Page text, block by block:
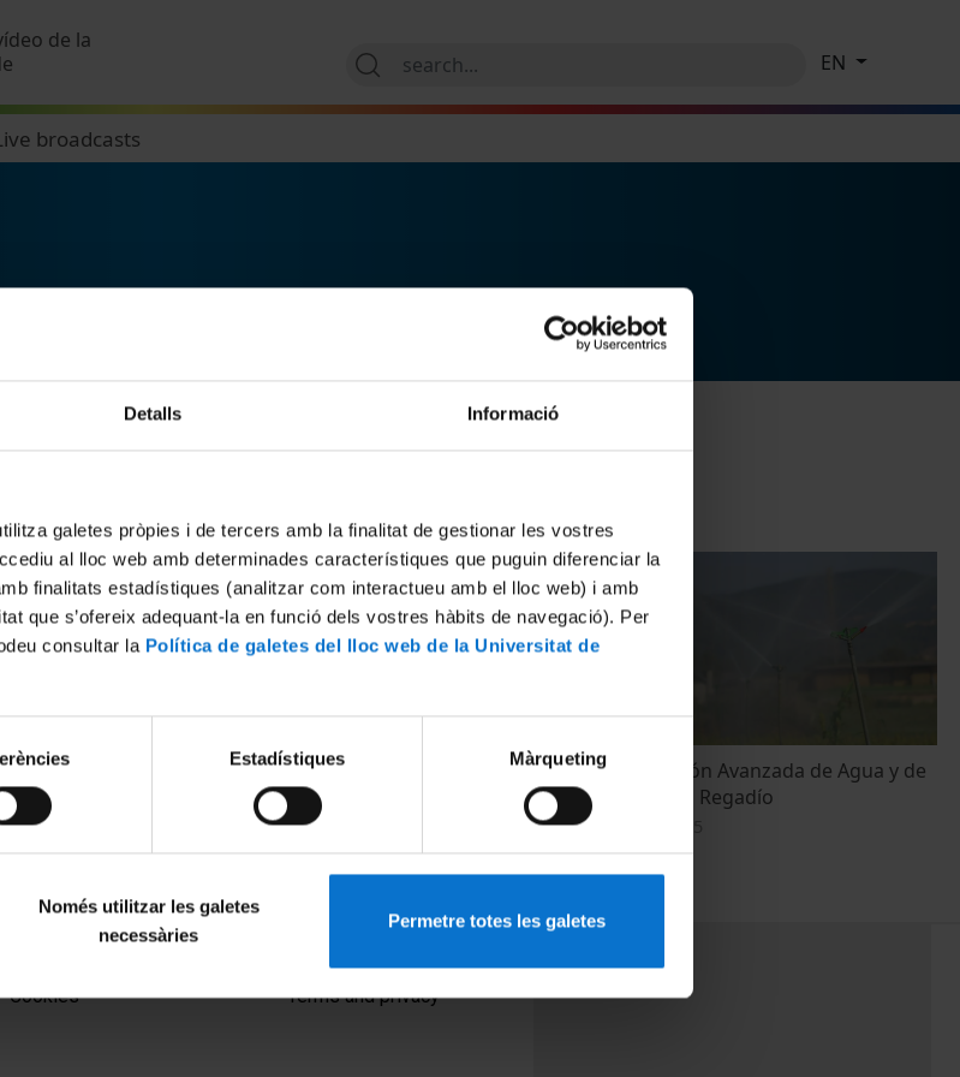
Detalls Informació
galetes pròpies i de tercers amb la finalitat de gestionar les vostres
al lloc web amb determinades característiques que puguin diferenciar la
finalitats estadístiques (analitzar com interactueu amb el lloc web) i amb
que s’ofereix adequant-la en funció dels vostres hàbits de navegació). Per
consultar la Política de galetes del lloc web de la Universitat de
Estadístiques Màrqueting
Només utilitzar les galetes
necessàries
Permetre totes les galetes
de la
broadcasts
EN
WEAM4i: Gestió Avançada d'Aigua i
Energia pel Regadiu
27 November, 2015
WEAM4i: Gestión Avanzada de Agua y de
Energía para el Regadío
5 November, 2015
Cookies
Terms and privacy